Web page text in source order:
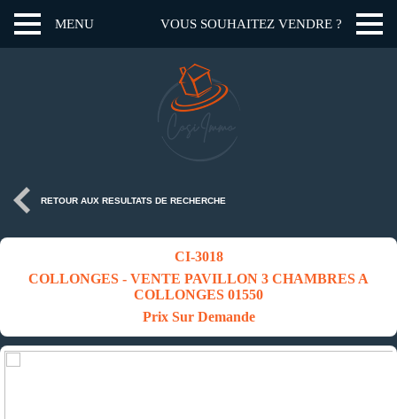
MENU VOUS SOUHAITEZ VENDRE ?
RETOUR AUX RESULTATS DE RECHERCHE
CI-3018
COLLONGES - VENTE PAVILLON 3 CHAMBRES A
COLLONGES 01550
Prix Sur Demande